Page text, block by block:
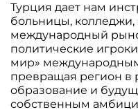
Турция дает нам
больницы,
международный
политические
мир»
превращая регион в
образование и
собственным